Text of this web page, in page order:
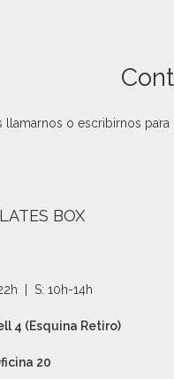
llamarnos o escribirnos
BOX
| S: 10h-14h
4 (Esquina Retiro)
20